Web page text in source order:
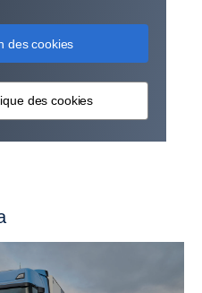
des cookies
des cookies